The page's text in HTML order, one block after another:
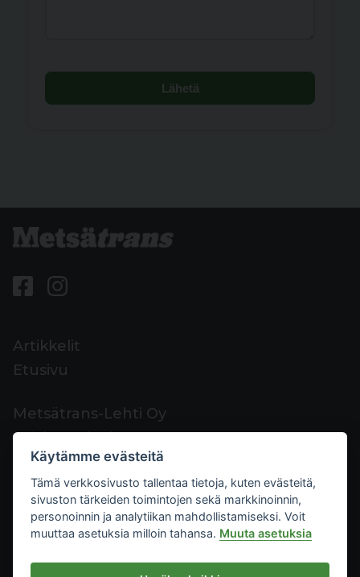
Lähetä
Artikkelit
Etusivu
Metsätrans-Lehti Oy
Asiakaspalvelu
Yhteystiedot
Palaute
Mediakortti
Käytämme evästeitä
Tämä verkkosivusto tallentaa tietoja, kuten evästeitä,
sivuston tärkeiden toimintojen sekä markkinoinnin,
personoinnin ja analytiikan mahdollistamiseksi. Voit
muuttaa asetuksia milloin tahansa. Muuta asetuksia